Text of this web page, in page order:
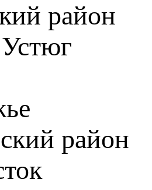
район
район